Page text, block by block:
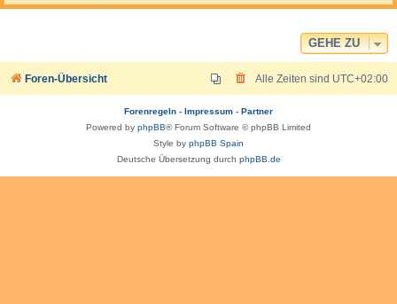
GEHE ZU
Foren-Übersicht Alle Zeiten sind UTC+02:00
Forenregeln - Impressum - Partner
Powered by phpBB® Forum Software © phpBB Limited
Style by phpBB Spain
Deutsche Übersetzung durch phpBB.de